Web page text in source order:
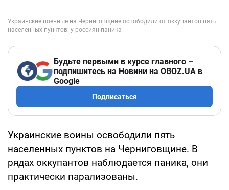
Будьте первыми в курсе главного –
подпишитесь на Новини на OBOZ.UA в
Google
Подписаться
Украинские воины освободили пять
населенных пунктов на Черниговщине. В
рядах оккупантов наблюдается паника, они
практически парализованы.